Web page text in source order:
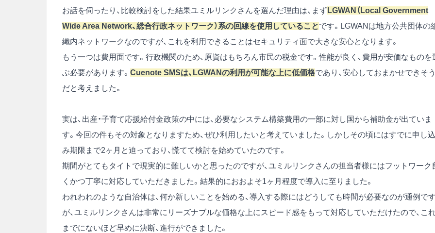
お話を伺ったり、比較検討をした結果ユミルリンクさんを選んだ理由は、まずLGWAN（Local Government
Wide Area Network、総合行政ネットワーク）系の回線を使用していることです。LGWANは地方公共団体の
織内ネットワークなのですが、これを利用できることはセキュリティ面で大きな安心となります。
もう一つは費用面です。行政機関のため、原資はもちろん市民の税金です。性能が良く、費用が安価なものを
ぶ必要があります。 Cuenote SMSは、LGWANの利用が可能な上に低価格であり、安心しておまかせできそう
だと考えました。
実は、出産・子育て応援給付金政策の中には、必要なシステム構築費用の一部に対し国から補助金が出ていま
す。今回の件もその対象となりますため、ぜひ利用したいと考えていました。しかしその頃にはすでに申し込
み期限まで2ヶ月と迫っており、慌てて検討を始めていたのです。
期間がとてもタイトで現実的に難しいかと思ったのですが、ユミルリンクさんの担当者様にはフットワーク
くかつ丁寧に対応していただきました。結果的におおよそ1ヶ月程度で導入に至りました。
われわれのような自治体は、何か新しいことを始める、導入する際にはどうしても時間が必要なのが通例です
が、ユミルリンクさんは非常にリーズナブルな価格な上にスピード感をもって対応していただけたので、こ
までにないほど早めに決断、進行ができました。